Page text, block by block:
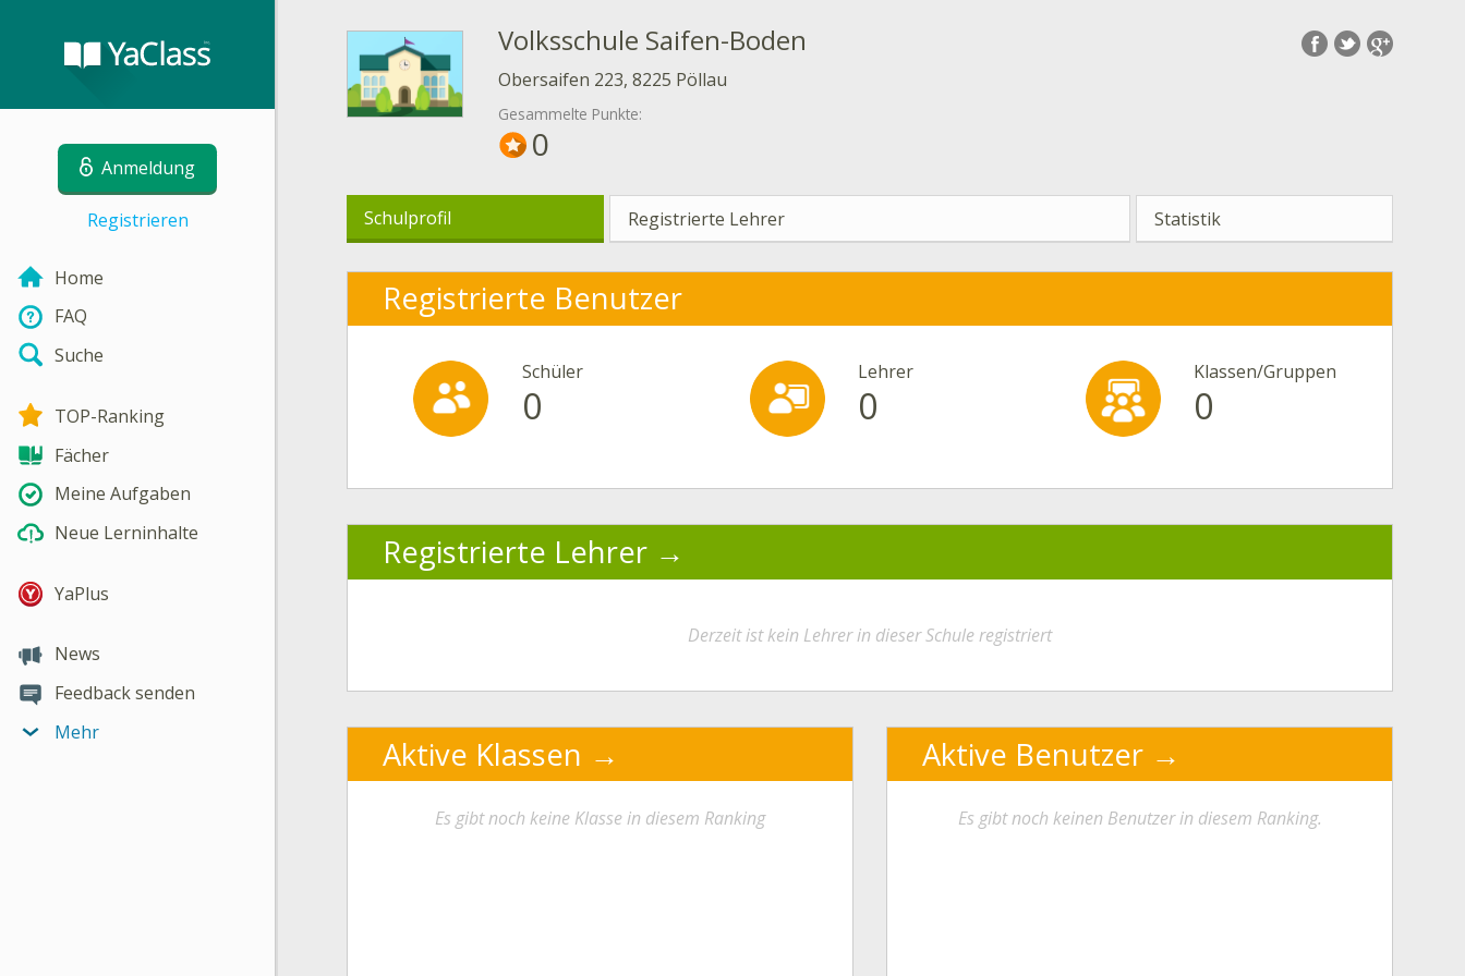
Anmeldung
Registrieren
Home
FAQ
Suche
TOP-Ranking
Fächer
Meine Aufgaben
Neue Lerninhalte
YaPlus
News
Feedback senden
Mehr
Volksschule Saifen-Boden
Obersaifen 223, 8225 Pöllau
Gesammelte Punkte:
0
Schulprofil Registrierte Lehrer Statistik
Registrierte Benutzer
Schüler
0
Lehrer
0
Klassen/Gruppen
0
Registrierte Lehrer
Derzeit ist kein Lehrer in dieser Schule registriert
Aktive Klassen
Es gibt noch keine Klasse in diesem Ranking
Aktive Benutzer
Es gibt noch keinen Benutzer in diesem Ranking.